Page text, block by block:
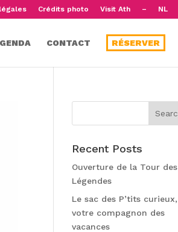
Crédits photo Visit Ath – NL
CONTACT RÉSERVER
Recent Posts
Ouverture de la Tour des
Légendes
Le sac des P’tits curieux,
votre compagnon des
vacances